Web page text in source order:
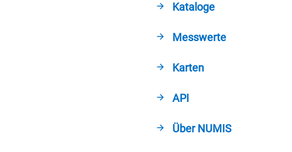
Kataloge
Messwerte
Karten
API
Über NUMIS